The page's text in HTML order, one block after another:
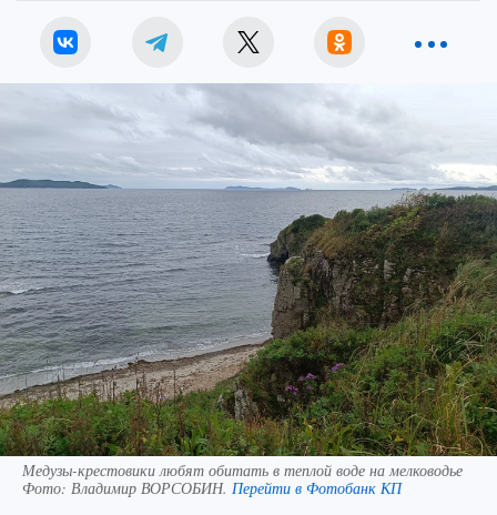
Медузы-крестовики любят обитать в теплой воде на мелководье
Фото: Владимир ВОРСОБИН. Перейти в Фотобанк КП